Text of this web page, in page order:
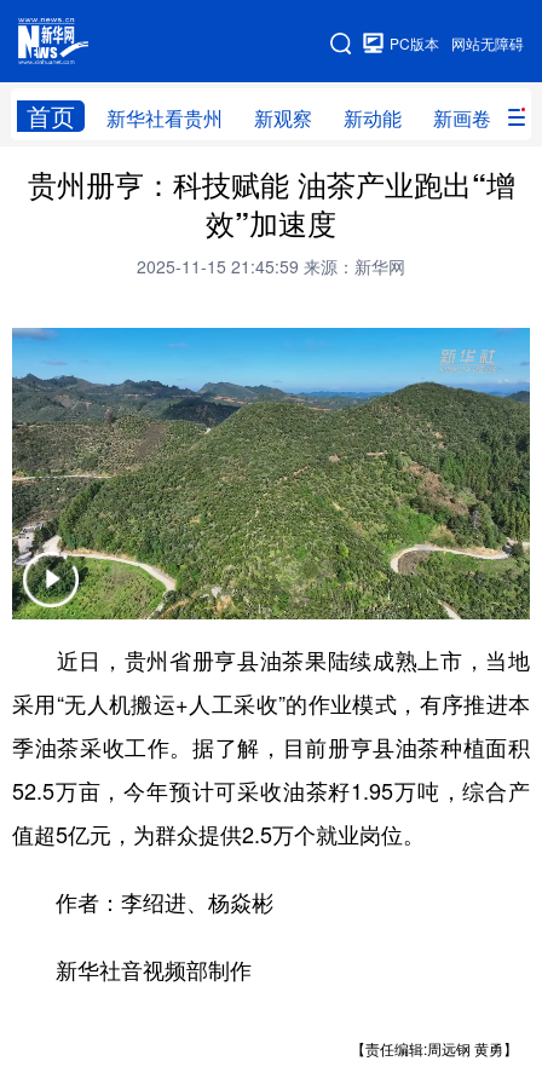
网站无障碍
PC版本
首页 新华社看贵州 新观察 新动能 新画卷
网站地图
新华社看贵州 新观察 新动能 新画卷
贵州领导 人事
直播
畅游贵州 数字贵州 律动贵州 健康贵州
光影贵州 部门之窗 县区直达 企业速递
融媒联播 贵阳 遵义 安顺
六盘水 毕节 铜仁 黔东南
黔南 黔西南
辽宁 吉林 上海 江苏
浙江 安徽 福建 江西
山东 河南 湖北
广东 广西
陕西 甘肃
贵州册亨：科技赋能 油茶产业跑出“增
效”加速度
2025-11-15 21:45:59 来源：新华网
近日，贵州省册亨县油茶果陆续成熟上市，当地
采用“无人机搬运+人工采收”的作业模式，有序推进本
季油茶采收工作。据了解，目前册亨县油茶种植面积
52.5万亩，今年预计可采收油茶籽1.95万吨，综合产
值超5亿元，为群众提供2.5万个就业岗位。
作者：李绍进、杨焱彬
新华社音视频部制作
【责任编辑:周远钢 黄勇】